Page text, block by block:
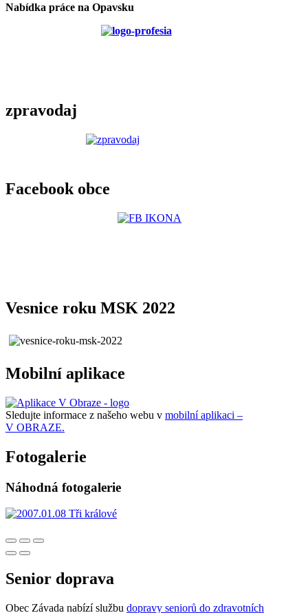
Nabídka práce na Opavsku
zpravodaj
Facebook obce
Vesnice roku MSK 2022
Mobilní aplikace
Sledujte informace z našeho webu v mobilní aplikaci –
V OBRAZE.
Fotogalerie
Náhodná fotogalerie
Senior doprava
Obec Závada nabízí službu dopravy seniorů do zdravotních